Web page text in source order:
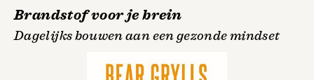
Brandstof voor je brein
Dagelijks bouwen aan een gezonde mindset